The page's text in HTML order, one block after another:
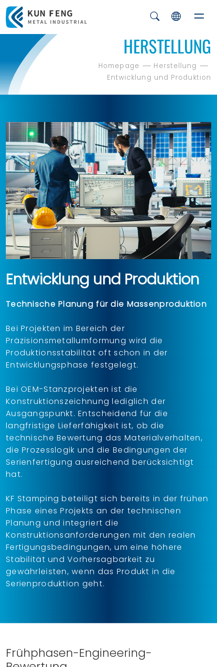
HERSTELLUNG
Homepage
Herstellung
Entwicklung und Produktion
Entwicklung und Produktion
Technische Planung für die Massenproduktion
Bei Projekten im Bereich der
Präzisionsmetallumformung wird die
Produktionsstabilität oft schon in der
Entwicklungsphase festgelegt.
Bei OEM-Stanzprojekten ist die
Konstruktionszeichnung lediglich der
Ausgangspunkt. Entscheidend für die
langfristige Lieferfähigkeit ist, ob die
technische Bewertung das Materialverhalten,
die Prozesslogik und die Bedingungen der
Serienfertigung ausreichend berücksichtigt
hat.
KF Stamping beteiligt sich bereits in der frühen
Phase eines Projekts an der technischen
Planung und integriert die
Konstruktionsanforderungen mit den realen
Fertigungsbedingungen, um eine höhere
Stabilität und Vorhersagbarkeit zu
gewährleisten, wenn das Produkt in die
Serienproduktion geht.
Frühphasen-Engineering-